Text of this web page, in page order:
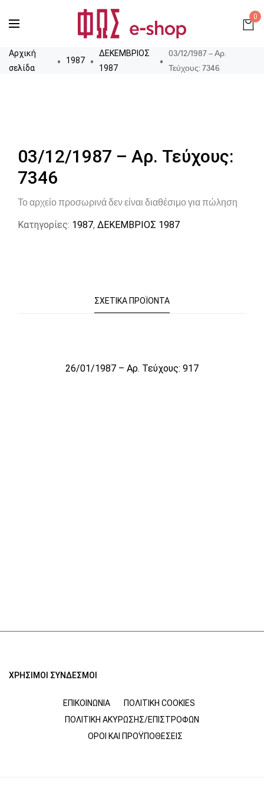
0
Αρχική
σελίδα
1987
ΔΕΚΕΜΒΡΙΟΣ
1987
03/12/1987 – Αρ.
Τεύχους: 7346
03/12/1987 – Αρ. Τεύχους:
7346
Το αρχείο προσωρινά δεν είναι διαθέσιμο για πώληση
Κατηγορίες: 1987, ΔΕΚΕΜΒΡΙΟΣ 1987
ΣΧΕΤΙΚΆ ΠΡΟΪΌΝΤΑ
Το αρχείο προσωρινά δεν είναι διαθέσιμο για πώληση
26/01/1987 – Αρ. Τεύχους: 917
ΧΡΗΣΙΜΟΙ ΣΥΝΔΕΣΜΟΙ
ΕΠΙΚΟΙΝΩΝΊΑ
ΠΟΛΙΤΙΚΉ COOKIES
ΠΟΛΙΤΙΚΉ ΑΚΎΡΩΣΗΣ/ΕΠΙΣΤΡΟΦΏΝ
ΌΡΟΙ ΚΑΙ ΠΡΟΫΠΟΘΈΣΕΙΣ